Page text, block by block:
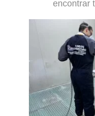
encontrar